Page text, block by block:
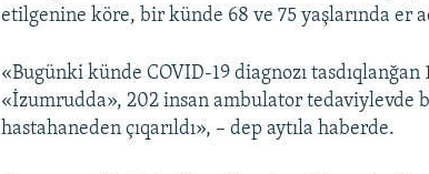
etilgenine köre, bir künde 68 ve 75 yaşlarında er
«Bugünki künde COVID-19 diagnozı tasdıqlanğan
«İzumrudda», 202 insan ambulator tedaviylevde
hastahaneden çıqarıldı», – dep aytıla haberde.